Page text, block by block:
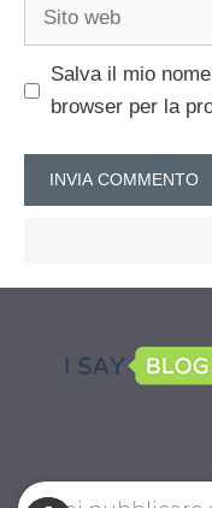
Salva il mio
browser per la